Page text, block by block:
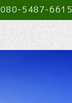
080-5487-6615